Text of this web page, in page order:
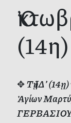
(14η)
✥Τῇ ΙΔ’
Ἁγίων